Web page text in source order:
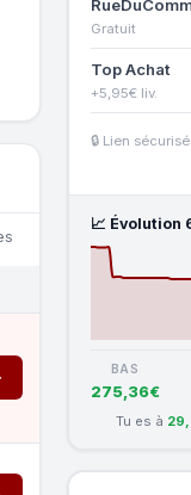
Gratuit
Top Achat
+5,95€ liv.
🔒 Lien
📈 Évolution
BAS
275,36€
Tu es à